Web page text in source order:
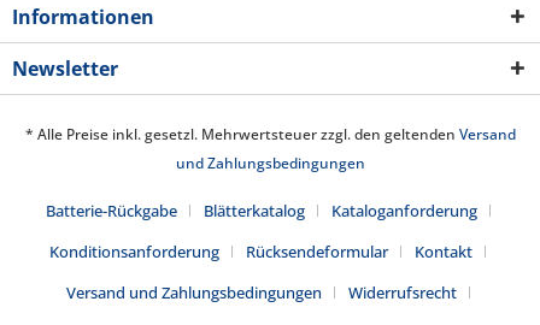
Informationen
Newsletter
* Alle Preise inkl. gesetzl. Mehrwertsteuer zzgl. den geltenden Versand
und Zahlungsbedingungen
Batterie-Rückgabe Blätterkatalog
Kataloganforderung
Konditionsanforderung
Rücksendeformular
Kontakt
Versand und Zahlungsbedingungen
Widerrufsrecht